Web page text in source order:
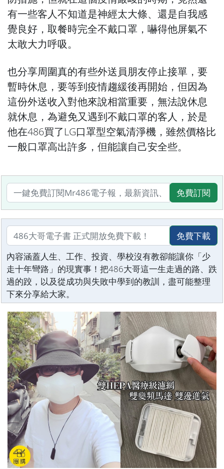
有一些客人不知道是神經太大條、還是自我感
覺良好，取餐時完全不戴口罩，嚇得他屏氣不
太敢大力呼吸。
也分享周圍真的有些外送員朋友停止接單，要
暫時休息，要等到疫情趨緩後再開始，但因為
這份外送收入對他來說相當重要，無法說休息
就休息，為避免又遇到不戴口罩的客人，於是
他在486買了LG口罩型空氣清淨機，雖然價格比
一般口罩高出許多，但能讓自己安全些。
免費訂閱
免費下載
內容涵蓋人生、工作、投資、學校沒有教卻能讓你「少
走十年彎路」的現實事！把486大哥這一生走過的路、跌
過的跤，以及從成功與失敗中學到的教訓，盡可能整理
下來分享給大家。